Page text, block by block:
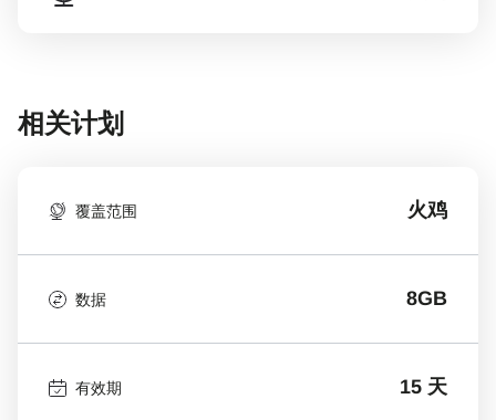
相关计划
覆盖范围 火鸡
数据 8GB
有效期 15 天